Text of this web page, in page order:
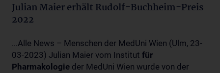
Julian Maier erhält Rudolf-Buchheim-Preis
2022
...Alle News – Menschen der MedUni Wien (Ulm, 23-
03-2023) Julian Maier vom Institut für
Pharmakologie der MedUni Wien wurde von der